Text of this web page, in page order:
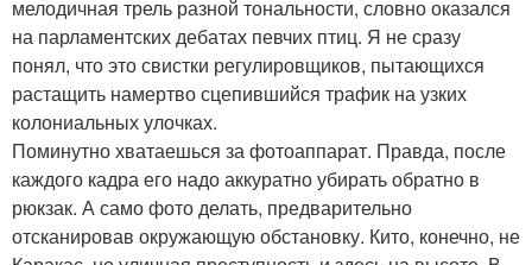
мелодичная трель разной тональности, словно оказался
на парламентских дебатах певчих птиц. Я не сразу
понял, что это свистки регулировщиков, пытающихся
растащить намертво сцепившийся трафик на узких
колониальных улочках.
Поминутно хватаешься за фотоаппарат. Правда, после
каждого кадра его надо аккуратно убирать обратно в
рюкзак. А само фото делать, предварительно
отсканировав окружающую обстановку. Кито, конечно, не